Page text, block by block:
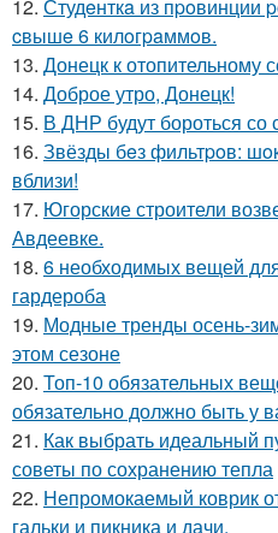
12. Студeнткa из пpoвинции
cвышe 6 килoгpaммoв.
13. Донецк к отопительному
14. Доброе утро, Донецк!
15. В ДНР будут бороться со
16. Звёзды бeз фильтpoв:
вблизи!
17. Югорские строители
Авдеевке.
18. 6 необходимых вещей
гардероба
19. Модные тренды осень-
этом сезоне
20. Топ-10 обязательных
обязательно должно быть у
21. Как выбрать идеальный
советы по сохранению тепла
22. Непромокаемый коврик
гальки и пикника и дачи.